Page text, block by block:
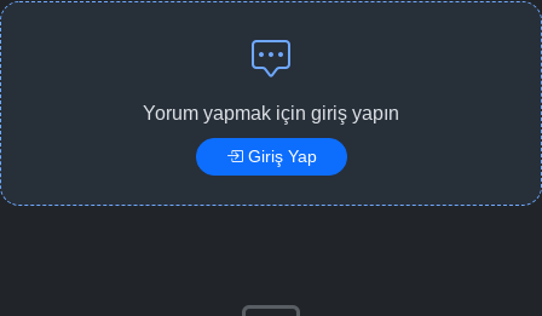
Yorum yapmak için giriş yapın
Giriş Yap